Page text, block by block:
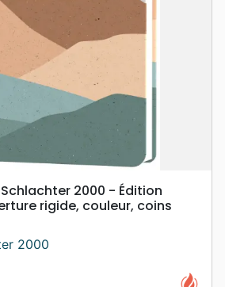
2000 - Édition
rigide, couleur, coins
2000